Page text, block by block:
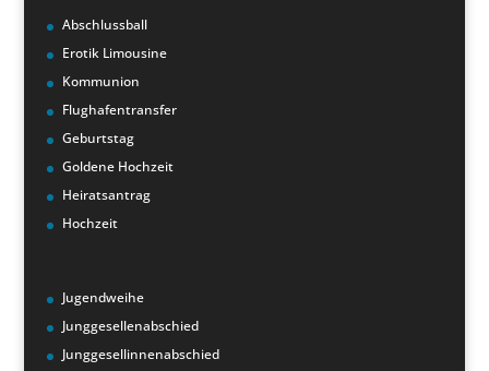
Abschlussball
Erotik Limousine
Kommunion
Flughafentransfer
Geburtstag
Goldene Hochzeit
Heiratsantrag
Hochzeit
Jugendweihe
Junggesellenabschied
Junggesellinnenabschied